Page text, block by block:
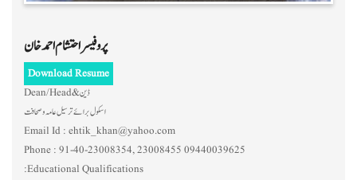
پروفیسر احتشام احمد خان
Download Resume
ڈین & Dean/Head
اسکول برائے ترسیل عامہ و صحافت
Email Id : ehtik_khan@yahoo.com
Phone : 91-40-23008354, 23008455 09440039625
Educational Qualifications: